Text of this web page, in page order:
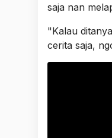
saja nan
"Kalau
cerita saja,